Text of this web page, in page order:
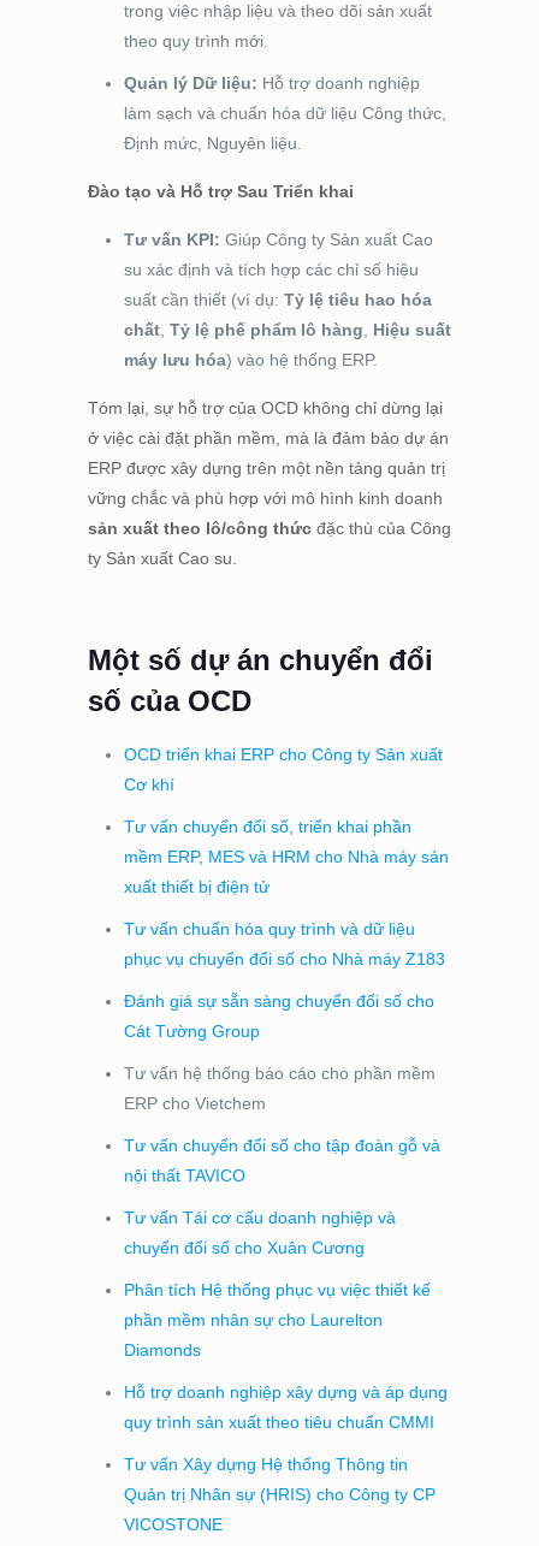
trong việc nhập liệu và theo dõi sản xuất
theo quy trình mới.
Quản lý Dữ liệu: Hỗ trợ doanh nghiệp
làm sạch và chuẩn hóa dữ liệu Công thức,
Định mức, Nguyên liệu.
Đào tạo và Hỗ trợ Sau Triển khai
Tư vấn KPI: Giúp Công ty Sản xuất Cao
su xác định và tích hợp các chỉ số hiệu
suất cần thiết (ví dụ: Tỷ lệ tiêu hao hóa
chất, Tỷ lệ phế phẩm lô hàng
Hiệu suất
máy lưu hóa) vào hệ thống ERP.
Tóm lại, sự hỗ trợ của OCD không chỉ dừng lại
ở việc cài đặt phần mềm, mà là đảm bảo dự án
ERP được xây dựng trên một nền tảng quản trị
vững chắc và phù hợp với mô hình kinh doanh
sản xuất theo lô/công thứcđặc thù của Công
ty Sản xuất Cao su.
Một số dự án chuyển đổi
số của OCD
OCD triển khai ERP cho Công ty Sản xuất
Cơ khí
Tư vấn chuyển đổi số, triển khai phần
mềm ERP, MES và HRM cho Nhà máy sản
xuất thiết bị điện tử
Tư vấn chuẩn hóa quy trình và dữ liệu
phục vụ chuyển đổi số cho Nhà máy Z183
Đánh giá sự sẵn sàng chuyển đổi số cho
Cát Tường Group
Tư vấn hệ thống báo cáo cho phần mềm
ERP cho Vietchem
Tư vấn chuyển đổi số cho tập đoàn gỗ và
nội thất TAVICO
Tư vấn Tái cơ cấu doanh nghiệp và
chuyển đổi số cho Xuân Cương
Phân tích Hệ thống phục vụ việc thiết kế
phần mềm nhân sự cho Laurelton
Diamonds
Hỗ trợ doanh nghiệp xây dựng và áp dụng
quy trình sản xuất theo tiêu chuẩn CMMI
Tư vấn Xây dựng Hệ thống Thông tin
Quản trị Nhân sự (HRIS) cho Công ty CP
VICOSTONE